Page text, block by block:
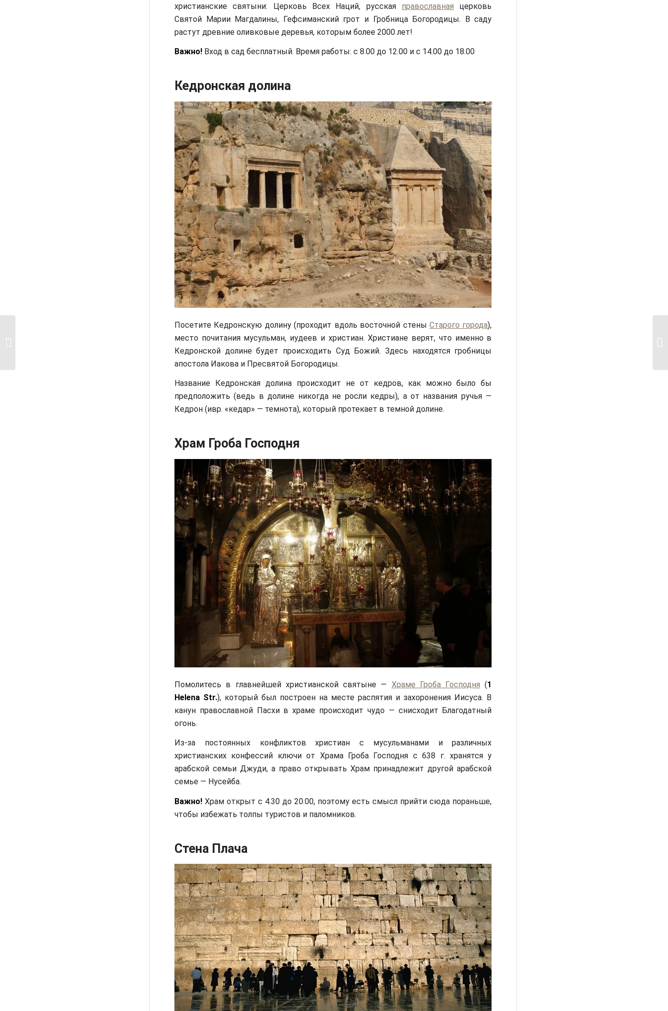
христианские святыни: Церковь Всех Наций, русская православная церковь
Святой Марии Магдалины, Гефсиманский грот и Гробница Богородицы. В саду
растут древние оливковые деревья, которым более 2000 лет!
Важно! Вход в сад бесплатный. Время работы: с 8.00 до 12.00 и с 14.00 до 18.00
Кедронская долина
Посетите Кедронскую долину (проходит вдоль восточной стены Старого города),
место почитания мусульман, иудеев и христиан. Христиане верят, что именно в
Кедронской долине будет происходить Суд Божий. Здесь находятся гробницы
апостола Иакова и Пресвятой Богородицы.
Название Кедронская долина происходит не от кедров, как можно было бы
предположить (ведь в долине никогда не росли кедры), а от названия ручья —
Кедрон (ивр. «кедар» — темнота), который протекает в темной долине.
Храм Гроба Господня
Помолитесь в главнейшей христианской святыне — Храме Гроба Господня (1
Helena Str.), который был построен на месте распятия и захоронения Иисуса. В
канун православной Пасхи в храме происходит чудо — снисходит Благодатный
огонь.
Из-за постоянных конфликтов христиан с мусульманами и различных
христианских конфессий ключи от Храма Гроба Господня с 638 г. хранятся у
арабской семьи Джуди, а право открывать Храм принадлежит другой арабской
семье — Нусейба.
Важно! Храм открыт с 4.30 до 20.00, поэтому есть смысл прийти сюда пораньше,
чтобы избежать толпы туристов и паломников.
Стена Плача